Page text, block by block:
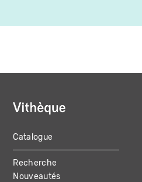
MAIN
NAVIGATION
Catalogue
Recherche
Nouveautés